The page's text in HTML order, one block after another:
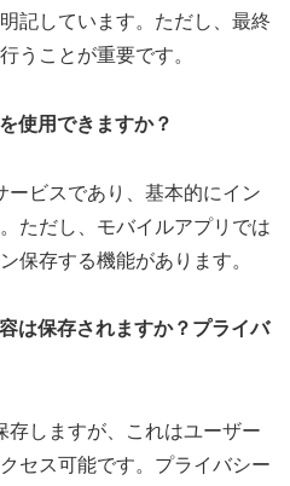
記しています。ただし、最終
うことが重要です。
使用できますか？
ービスであり、基本的にイン
ただし、モバイルアプリでは
保存する機能があります。
は保存されますか？プライバ
存しますが、これはユーザー
セス可能です。プライバシー